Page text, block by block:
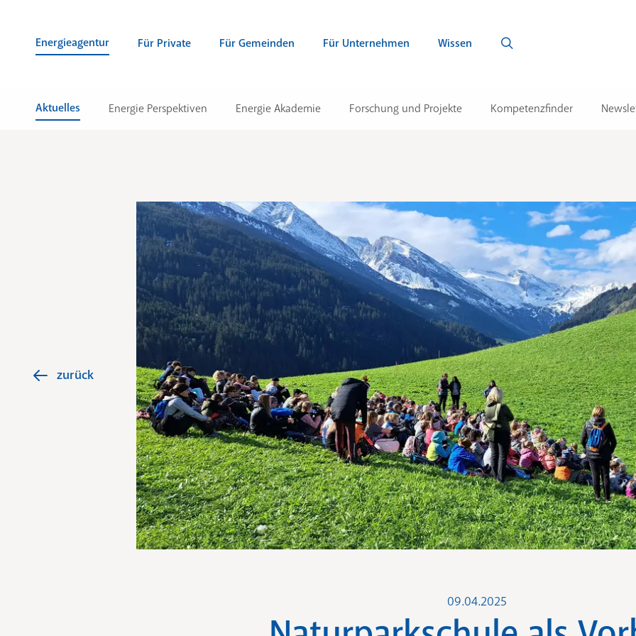
Energieagentur Für Private Für Gemeinden Für Unternehmen Wissen
Aktuelles Energie Perspektiven Energie Akademie Forschung und Projekte Kompetenzfinder
zurück
09.04.2025